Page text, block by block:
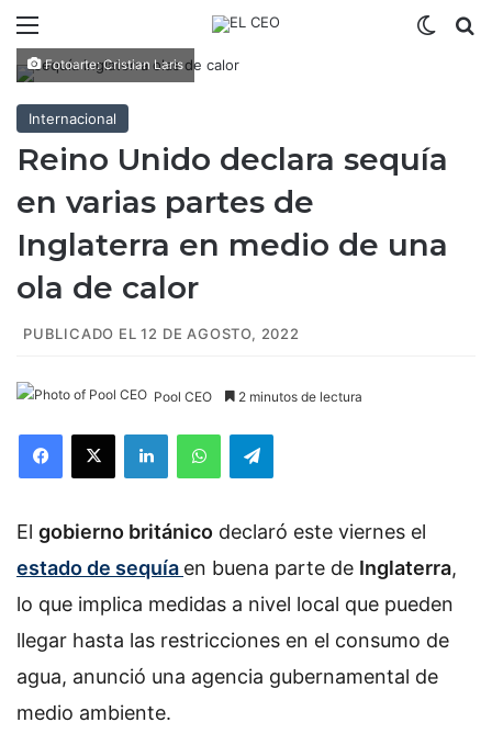
Fotoarte: Cristian Laris
Internacional
Reino Unido declara sequía
en varias partes de
Inglaterra en medio de una
ola de calor
PUBLICADO EL 12 DE AGOSTO, 2022
Pool CEO 2 minutos de lectura
El gobierno británico declaró este viernes el
estado de sequía en buena parte de Inglaterra,
lo que implica medidas a nivel local que pueden
llegar hasta las restricciones en el consumo de
agua, anunció una agencia gubernamental de
medio ambiente.